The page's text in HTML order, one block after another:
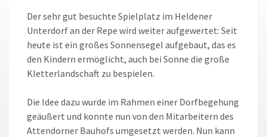
Der sehr gut besuchte Spielplatz im Heldener
Unterdorf an der Repe wird weiter aufgewertet: Seit
heute ist ein großes Sonnensegel aufgebaut, das es
den Kindern ermöglicht, auch bei Sonne die große
Kletterlandschaft zu bespielen.
Die Idee dazu wurde im Rahmen einer Dorfbegehung
geäußert und konnte nun von den Mitarbeitern des
Attendorner Bauhofs umgesetzt werden. Nun kann